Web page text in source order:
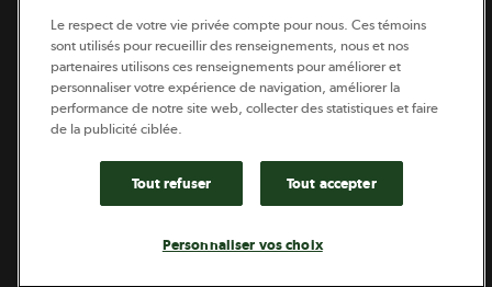
Coopérateur est publié par Sollio Groupe Coopératif.
Il est l’outil d’information de la coopération agricole
québécoise.
Le respect de votre vie privée compte pour nous. Ces témoins
sont utilisés pour recueillir des renseignements, nous et nos
partenaires utilisons ces renseignements pour améliorer et
personnaliser votre expérience de navigation, améliorer la
performance de notre site web, collecter des statistiques et faire
de la publicité ciblée.
Tout refuser Tout accepter
Personnaliser vos choix